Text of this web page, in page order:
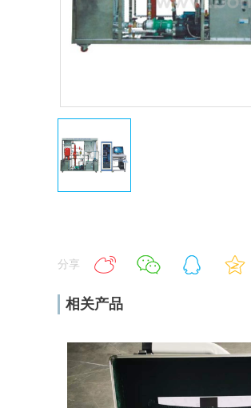
分享
相关产品